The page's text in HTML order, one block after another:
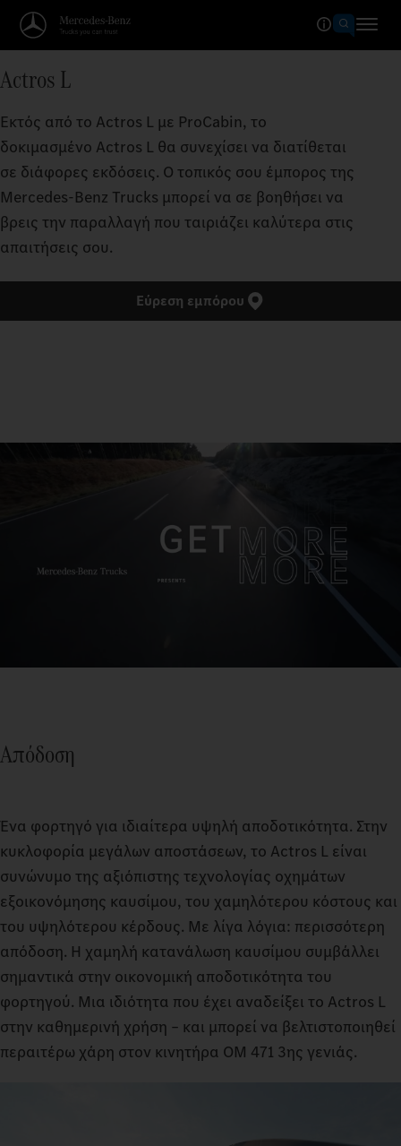
Actros L
Εκτός από το Actros L με ProCabin, το
δοκιμασμένο Actros L θα συνεχίσει να διατίθεται
σε διάφορες εκδόσεις. Ο τοπικός σου έμπορος της
Mercedes‑Benz Trucks μπορεί να σε βοηθήσει να
βρεις την παραλλαγή που ταιριάζει καλύτερα στις
απαιτήσεις σου.
Εύρεση εμπόρου
Απόδοση
Ένα φορτηγό για ιδιαίτερα υψηλή αποδοτικότητα. Στην
κυκλοφορία μεγάλων αποστάσεων, το Actros L είναι
συνώνυμο της αξιόπιστης τεχνολογίας οχημάτων
εξοικονόμησης καυσίμου, του χαμηλότερου κόστους και
του υψηλότερου κέρδους. Με λίγα λόγια: περισσότερη
απόδοση. Η χαμηλή κατανάλωση καυσίμου συμβάλλει
σημαντικά στην οικονομική αποδοτικότητα του
φορτηγού. Μια ιδιότητα που έχει αναδείξει το Actros L
στην καθημερινή χρήση – και μπορεί να βελτιστοποιηθεί
περαιτέρω χάρη στον κινητήρα OM 471 3ης γενιάς.